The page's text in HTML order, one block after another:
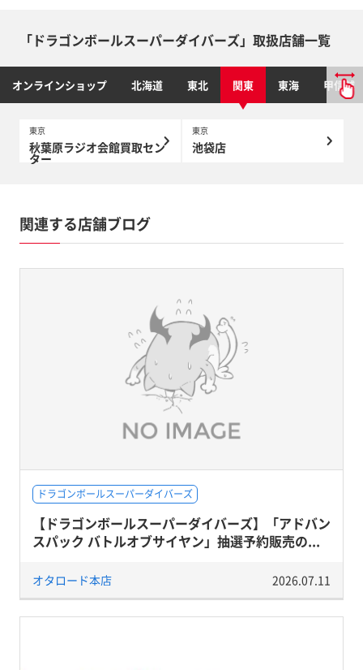
「ドラゴンボールスーパーダイバーズ」取扱店舗一覧
オンラインショップ 北海道 東北 関東 東海 甲信越
東京
秋葉原ラジオ会館買取セン
ター
東京
池袋店
関連する店舗ブログ
ドラゴンボールスーパーダイバーズ
【ドラゴンボールスーパーダイバーズ】「アドバン
スパック バトルオブサイヤン」抽選予約販売の...
オタロード本店 2026.07.11